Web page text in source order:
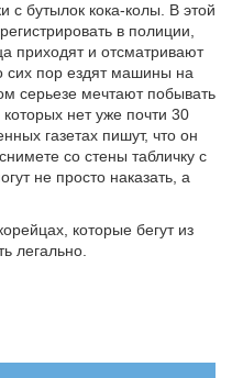
с бутылок кока-колы. В этой
в полиции,
приходят и отсматривают
сих пор ездят машины на
серьезе мечтают побывать
нет уже почти 30
газетах пишут, что он
со стены табличку с
не просто наказать, а
которые бегут из
легально.